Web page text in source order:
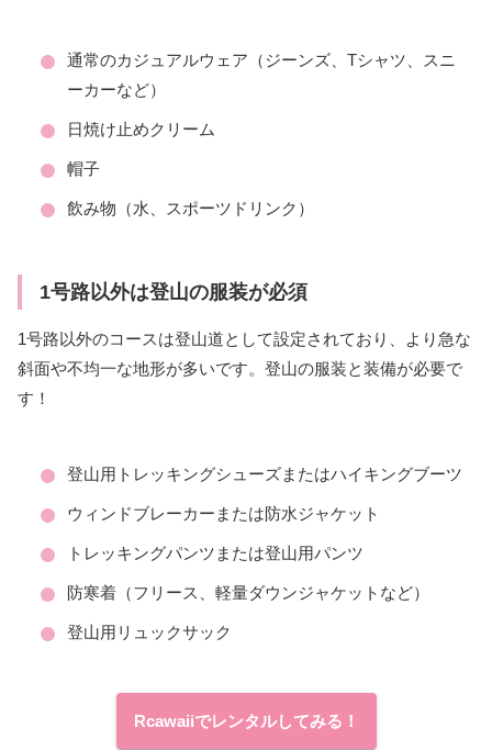
通常のカジュアルウェア（ジーンズ、Tシャツ、スニ
ーカーなど）
日焼け止めクリーム
帽子
飲み物（水、スポーツドリンク）
1号路以外は登山の服装が必須
1号路以外のコースは登山道として設定されており、より急な
斜面や不均一な地形が多いです。登山の服装と装備が必要で
す！
登山用トレッキングシューズまたはハイキングブーツ
ウィンドブレーカーまたは防水ジャケット
トレッキングパンツまたは登山用パンツ
防寒着（フリース、軽量ダウンジャケットなど）
登山用リュックサック
Rcawaiiでレンタルしてみる！